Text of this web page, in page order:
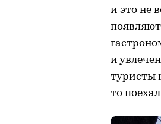
и это не
и
туристы
то